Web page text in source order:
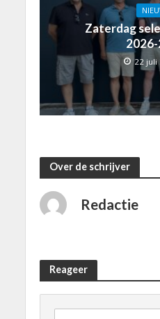
Zaterdag
22 juli
Over de schrijver
Redactie
Reageer